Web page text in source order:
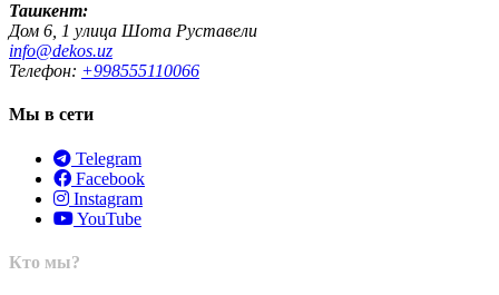
Ташкент:
Дом 6, 1 улица Шота Руставели
info@dekos.uz
Телефон: +998555110066
Мы в сети
Telegram
Facebook
Instagram
YouTube
Кто мы?